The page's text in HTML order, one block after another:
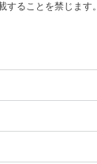
することを禁じます。